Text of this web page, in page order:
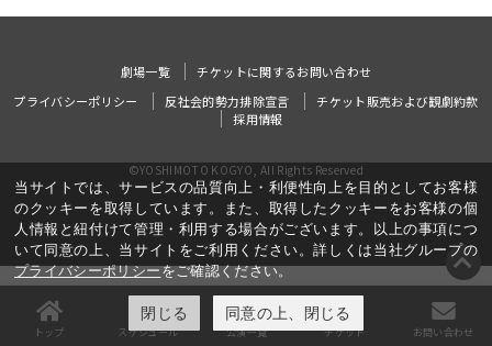
トップ スケジュール 公演一覧 チケット お問い合わせ
当サイトでは、サービスの品質向上・利便性向上を目的としてお客様
のクッキーを取得しています。また、取得したクッキーをお客様の個
人情報と紐付けて管理・利用する場合がございます。以上の事項につ
いて同意の上、当サイトをご利用ください。詳しくは当社グループの
プライバシーポリシーをご確認ください。
閉じる 同意の上、閉じる
劇場一覧
チケットに関するお問い合わせ
プライバシーポリシー
反社会的勢力排除宣言
チケット販売および観劇約款
採用情報
©YOSHIMOTO KOGYO, All Rights Reserved